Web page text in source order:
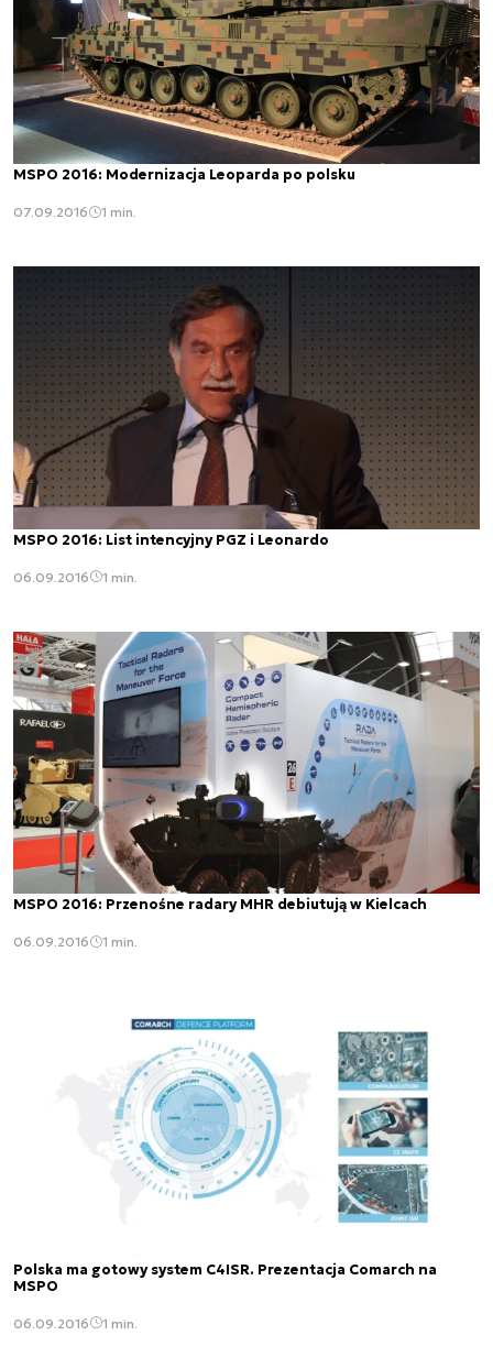
MSPO 2016: Modernizacja Leoparda po polsku
07.09.2016 1 min.
MSPO 2016: List intencyjny PGZ i Leonardo
06.09.2016 1 min.
MSPO 2016: Przenośne radary MHR debiutują w Kielcach
06.09.2016 1 min.
Polska ma gotowy system C4ISR. Prezentacja Comarch na
MSPO
06.09.2016 1 min.